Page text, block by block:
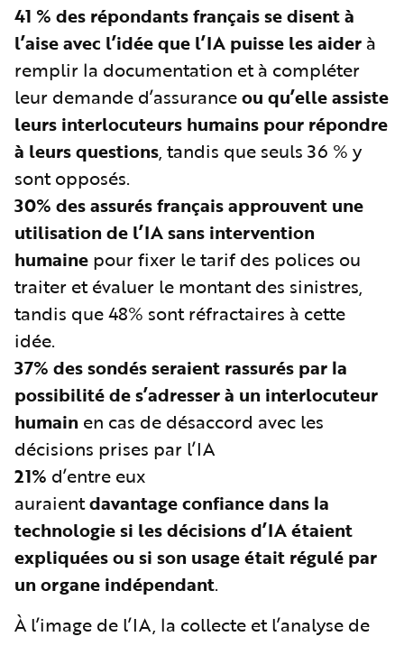
41 % des répondants français se disent à
l’aise avec l’idée que l’IA puisse les aider à
remplir la documentation et à compléter
leur demande d’assuranceou qu’elle assiste
leurs interlocuteurs humains pour répondre
à leurs questions, tandis que seuls 36 % y
sont opposés.
30% des assurés français approuvent une
utilisation de l’IAsans intervention
humaine pour fixer le tarif des polices ou
traiter et évaluer le montant des sinistres,
tandis que 48% sont réfractaires à cette
idée.
37% des sondésseraient rassurés par la
possibilité de s’adresser à un interlocuteur
humain en cas de désaccord avec les
décisions prises par l’IA
21% d’entre eux
auraientdavantageconfiance dans la
technologie si les décisions d’IA étaient
expliquées ou si son usage était régulé par
un organe indépendant.
À l’image de l’IA, la collecte et l’analyse de